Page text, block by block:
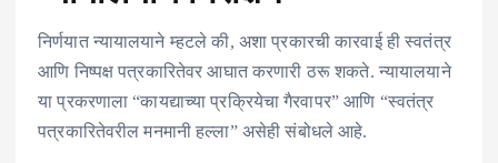
निर्णयात न्यायालयाने म्हटले की, अशा प्रकारची कारवाई ही स्वतंत्र
आणि निष्पक्ष पत्रकारितेवर आघात करणारी ठरू शकते. न्यायालयाने
या प्रकरणाला “कायद्याच्या प्रक्रियेचा गैरवापर” आणि “स्वतंत्र
पत्रकारितेवरील मनमानी हल्ला” असेही संबोधले आहे.